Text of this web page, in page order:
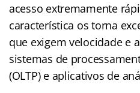
acesso extremamente
característica os torna
que exigem velocidade e
sistemas de
(OLTP) e aplicativos de